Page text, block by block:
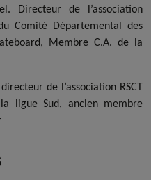
Directeur de l’association
Comité Départemental des
Membre C.A. de la
de l’association RSCT
ligue Sud, ancien membre